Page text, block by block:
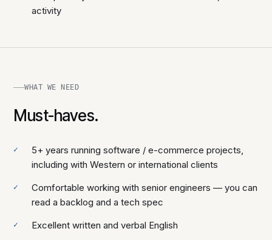
activity
WHAT WE NEED
Must-haves.
5+ years running software / e-commerce projects,
including with Western or international clients
Comfortable working with senior engineers — you can
read a backlog and a tech spec
Excellent written and verbal English